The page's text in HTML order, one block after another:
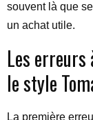
souvent là que
un achat utile.
Les
le style
La première